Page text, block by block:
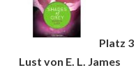
Platz
Lust von E. L. James